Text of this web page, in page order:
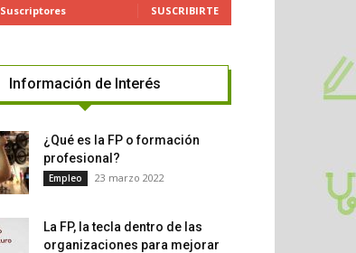
Suscriptores SUSCRIBIRTE
Información de Interés
¿Qué es la FP o formación
profesional?
Empleo 23 marzo 2022
La FP, la tecla dentro de las
organizaciones para mejorar